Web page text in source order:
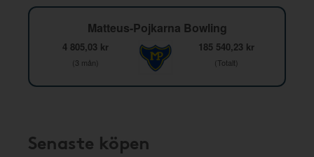
Matteus-Pojkarna Bowling
4 805,03 kr
(3 mån)
185 540,23 kr
(Totalt)
Senaste köpen